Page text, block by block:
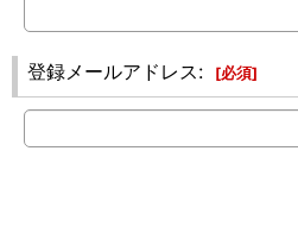
登録メールアドレス: [必須]